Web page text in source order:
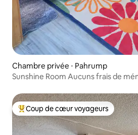
Chambre privée ⋅ Pahrump
Sunshine Room Aucuns frais de
Coups de cœur voyageurs les plus
Coup de cœur voyageurs